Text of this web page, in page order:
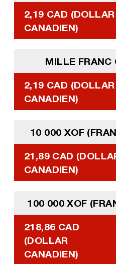
2,19 CAD (DOLLAR
CANADIEN)
MILLE FRANC
2,19 CAD (DOLLAR
CANADIEN)
10 000 XOF
21,89 CAD
CANADIEN)
100 000 XOF
218,86 CAD
(DOLLAR
CANADIEN)